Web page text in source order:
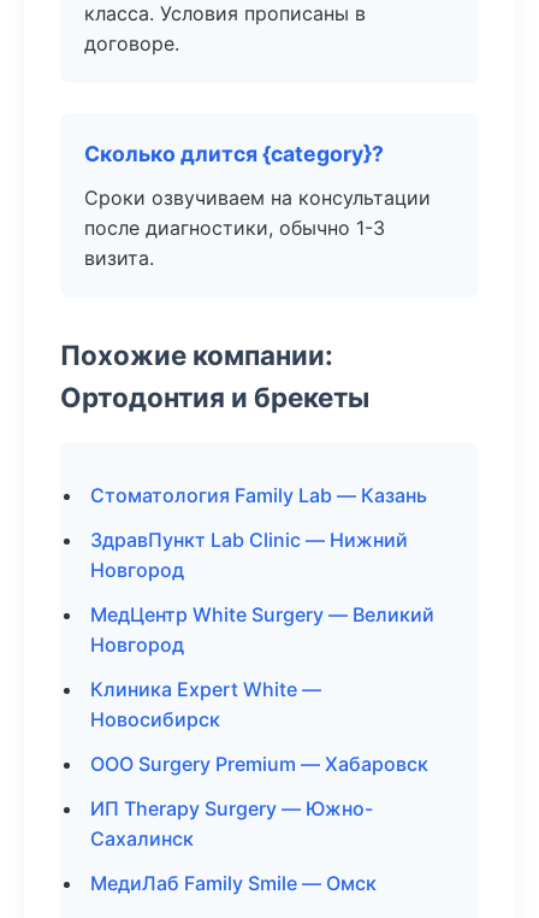
класса. Условия прописаны в
договоре.
Сколько длится {category}?
Сроки озвучиваем на консультации
после диагностики, обычно 1-3
визита.
Похожие компании:
Ортодонтия и брекеты
Стоматология Family Lab — Казань
ЗдравПункт Lab Clinic — Нижний
Новгород
МедЦентр White Surgery — Великий
Новгород
Клиника Expert White —
Новосибирск
ООО Surgery Premium — Хабаровск
ИП Therapy Surgery — Южно-
Сахалинск
МедиЛаб Family Smile — Омск